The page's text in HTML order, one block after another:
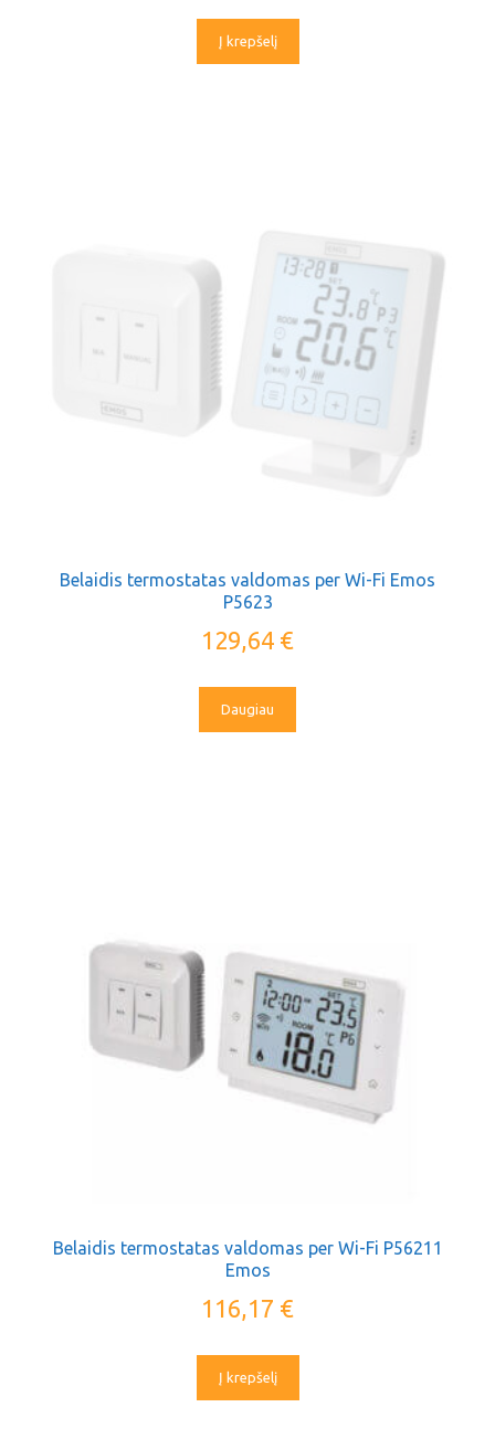
Į krepšelį
Belaidis termostatas valdomas per Wi-Fi Emos
P5623
129,64 €
Daugiau
Belaidis termostatas valdomas per Wi-Fi P56211
Emos
116,17 €
Į krepšelį